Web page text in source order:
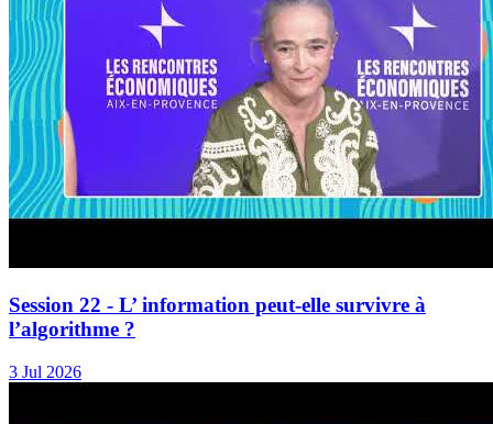
Session 22 - L’ information peut-elle survivre à
l’algorithme ?
3 Jul 2026